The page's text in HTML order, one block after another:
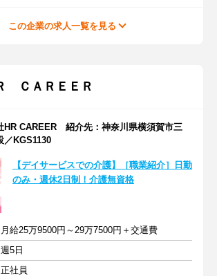
この企業の求人一覧を見る
ＣＡＲＥＥＲ
HR CAREER 紹介先：神奈川県横須賀市三
／KGS1130
【デイサービスでの介護】［職業紹介］日勤
のみ・週休2日制！介護無資格
月給25万9500円～29万7500円＋交通費
週5日
正社員